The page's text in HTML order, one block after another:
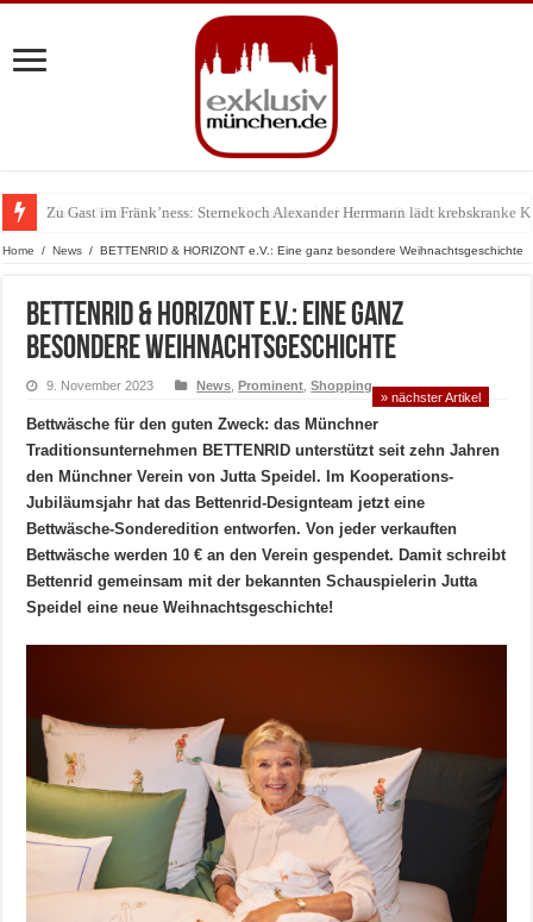
Zu Gast im Fränk’ness: Sternekoch Alexander Herrmann lädt krebskranke
Warum München gerade zum Treffpunkt der Lingerie-Branche wurde
Home / News / BETTENRID & HORIZONT e.V.: Eine ganz besondere Weihnachtsgeschichte
BETTENRID & HORIZONT e.V.: Eine ganz
besondere Weihnachtsgeschichte
9. November 2023 News ,Prominent ,Shopping
» nächster Artikel
Bettwäsche für den guten Zweck: das Münchner
Traditionsunternehmen BETTENRID unterstützt seit zehn Jahren
den Münchner Verein von Jutta Speidel. Im Kooperations-
Jubiläumsjahr hat das Bettenrid-Designteam jetzt eine
Bettwäsche-Sonderedition entworfen. Von jeder verkauften
Bettwäsche werden 10 € an den Verein gespendet. Damit schreibt
Bettenrid gemeinsam mit der bekannten Schauspielerin Jutta
Speidel eine neue Weihnachtsgeschichte!